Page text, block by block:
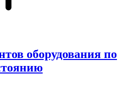
оборудования по